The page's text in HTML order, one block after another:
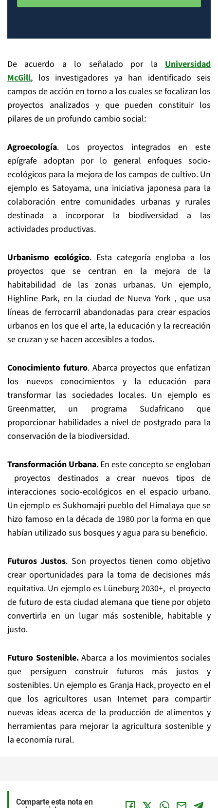
De acuerdo a lo señalado por la Universidad
McGill, los investigadores ya han identificado seis
campos de acción en torno a los cuales se focalizan los
proyectos analizados y que pueden constituir los
pilares de un profundo cambio social:
Agroecología. Los proyectos integrados en este
epígrafe adoptan por lo general enfoques socio-
ecológicos para la mejora de los campos de cultivo. Un
ejemplo es Satoyama, una iniciativa japonesa para la
colaboración entre comunidades urbanas y rurales
destinada a incorporar la biodiversidad a las
actividades productivas.
Urbanismo ecológico. Esta categoría engloba a los
proyectos que se centran en la mejora de la
habitabilidad de las zonas urbanas. Un ejemplo,
Highline Park, en la ciudad de Nueva York , que usa
líneas de ferrocarril abandonadas para crear espacios
urbanos en los que el arte, la educación y la recreación
se cruzan y se hacen accesibles a todos.
Conocimiento futuro. Abarca proyectos que enfatizan
los nuevos conocimientos y la educación para
transformar las sociedades locales. Un ejemplo es
Greenmatter, un programa Sudafricano que
proporcionar habilidades a nivel de postgrado para la
conservación de la biodiversidad.
Transformación Urbana. En este concepto se engloban
proyectos destinados a crear nuevos tipos de
interacciones socio-ecológicos en el espacio urbano.
Un ejemplo es Sukhomajri pueblo del Himalaya que se
hizo famoso en la década de 1980 por la forma en que
habían utilizado sus bosques y agua para su beneficio.
Futuros Justos. Son proyectos tienen como objetivo
crear oportunidades para la toma de decisiones más
equitativa. Un ejemplo es Lüneburg 2030+, el proyecto
de futuro de esta ciudad alemana que tiene por objeto
convertirla en un lugar más sostenible, habitable y
justo.
Futuro Sostenible. Abarca a los movimientos sociales
que persiguen construir futuros más justos y
sostenibles. Un ejemplo es Granja Hack, proyecto en el
que los agricultores usan Internet para compartir
nuevas ideas acerca de la producción de alimentos y
herramientas para mejorar la agricultura sostenible y
la economía rural.
Comparte esta nota en